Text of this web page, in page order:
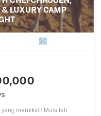
LUXURY CAMP
yang memikat! Mulailah